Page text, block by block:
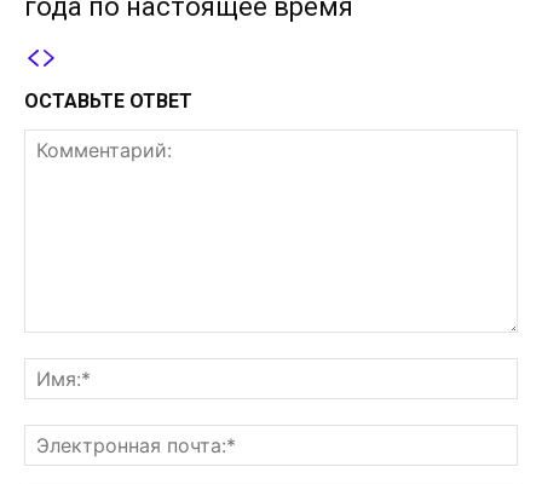
года по настоящее время
ОСТАВЬТЕ ОТВЕТ